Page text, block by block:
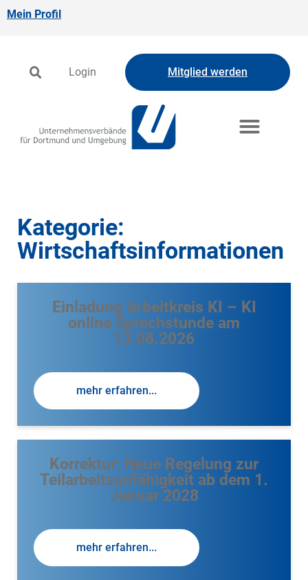
Mein Profil
Login Mitglied werden
Kategorie:
Wirtschaftsinformationen
Einladung Arbeitkreis KI – KI
online Sprechstunde am
13.08.2026
mehr erfahren...
Korrektur: Neue Regelung zur
Teilarbeitsunfähigkeit ab dem 1.
Januar 2028
mehr erfahren...